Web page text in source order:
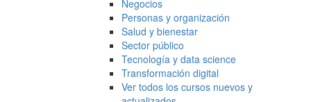
Negocios
Personas y organización
Salud y bienestar
Sector público
Tecnología y data science
Transformación digital
Ver todos los cursos nuevos y